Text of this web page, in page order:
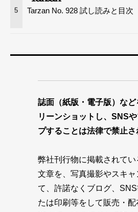
5 Tarzan No. 928 試し読みと目次
誌面（紙版・電子版）など
リーンショットし、SNS
プすることは法律で禁止さ
弊社刊行物に掲載されて
文章を、写真撮影やスキャ
て、許諾なくブログ、SNS
たは印刷等をして販売・